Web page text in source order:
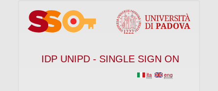
IDP UNIPD - SINGLE SIGN ON
eng
ita